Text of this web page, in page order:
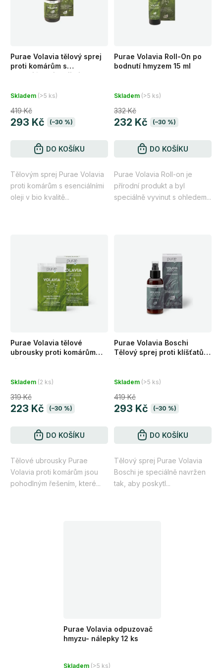
Purae Volavia tělový sprej
proti komárům s
esenciálními oleji bio 100
Skladem (>5 ks)
293 Kč
419 Kč
(–30 %)
DO KOŠÍKU
Tělovým sprej Purae Volavia
proti komárům s esenciálními
oleji v bio kvalitě...
Purae Volavia Roll-On po
bodnutí hmyzem 15 ml
Skladem (>5 ks)
232 Kč
332 Kč
(–30 %)
DO KOŠÍKU
Purae Volavia Roll-on je
přírodní produkt a byl
speciálně vyvinut s ohledem...
Purae Volavia tělové
ubrousky proti komárům
bio 12x3 ml
Skladem (2 ks)
223 Kč
319 Kč
(–30 %)
DO KOŠÍKU
Tělové ubrousky Purae
Volavia proti komárům jsou
pohodlným řešením, které...
Purae Volavia Boschi
Tělový sprej proti klíšťatům
bio 100 ml
Skladem (>5 ks)
293 Kč
419 Kč
(–30 %)
DO KOŠÍKU
Tělový sprej Purae Volavia
Boschi je speciálně navržen
tak, aby poskytl...
Purae Volavia odpuzovač
hmyzu- nálepky 12 ks
Skladem (>5 ks)